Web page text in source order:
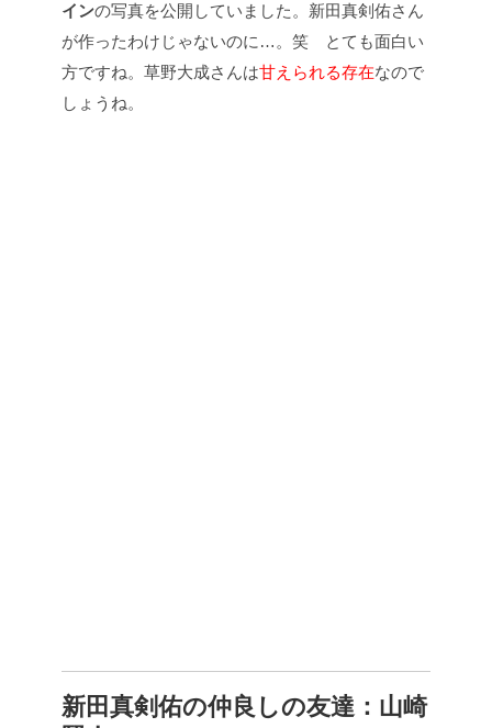
インの写真を公開していました。 新田真剣佑さん
が作ったわけじゃないのに…。笑 とても面白い
方ですね。草野大成さんは甘えられる存在なので
しょうね。
新田真剣佑の仲良しの友達：山崎